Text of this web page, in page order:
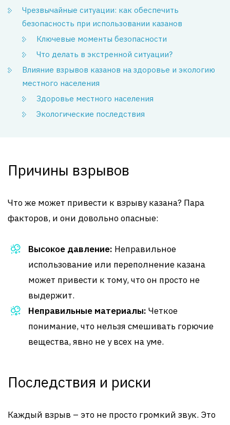
Чрезвычайные ситуации: как обеспечить
безопасность при использовании казанов
Ключевые моменты безопасности
Что делать в экстренной ситуации?
Влияние взрывов казанов на здоровье и экологию
местного населения
Здоровье местного населения
Экологические последствия
Причины взрывов
Что же может привести к взрыву казана? Пара
факторов, и они довольно опасные:
Высокое давление: Неправильное
использование или переполнение казана
может привести к тому, что он просто не
выдержит.
Неправильные материалы: Четкое
понимание, что нельзя смешивать горючие
вещества, явно не у всех на уме.
Последствия и риски
Каждый взрыв – это не просто громкий звук. Это